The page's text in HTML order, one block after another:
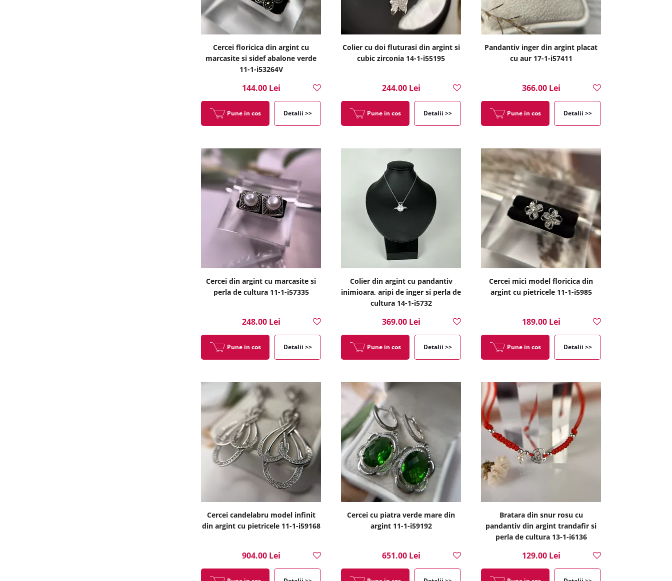
Cercei floricica din argint cu
marcasite si sidef abalone verde
11-1-i53264V
144.00 Lei
Pune in cos Detalii >>
Colier cu doi fluturasi din argint si
cubic zirconia 14-1-i55195
244.00 Lei
Pune in cos Detalii >>
Pandantiv inger din argint placat
cu aur 17-1-i57411
366.00 Lei
Pune in cos Detalii >>
Cercei din argint cu marcasite si
perla de cultura 11-1-i57335
248.00 Lei
Pune in cos Detalii >>
Colier din argint cu pandantiv
inimioara, aripi de inger si perla de
cultura 14-1-i5732
369.00 Lei
Pune in cos Detalii >>
Cercei mici model floricica din
argint cu pietricele 11-1-i5985
189.00 Lei
Pune in cos Detalii >>
Cercei candelabru model infinit
din argint cu pietricele 11-1-i59168
904.00 Lei
Cercei cu piatra verde mare din
argint 11-1-i59192
651.00 Lei
Bratara din snur rosu cu
pandantiv din argint trandafir si
perla de cultura 13-1-i6136
129.00 Lei